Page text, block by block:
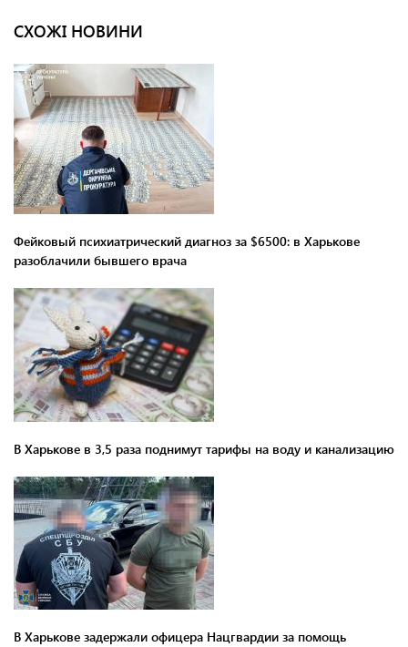
СХОЖІ НОВИНИ
Фейковый психиатрический диагноз за $6500: в Харькове
разоблачили бывшего врача
В Харькове в 3,5 раза поднимут тарифы на воду и канализацию
В Харькове задержали офицера Нацгвардии за помощь